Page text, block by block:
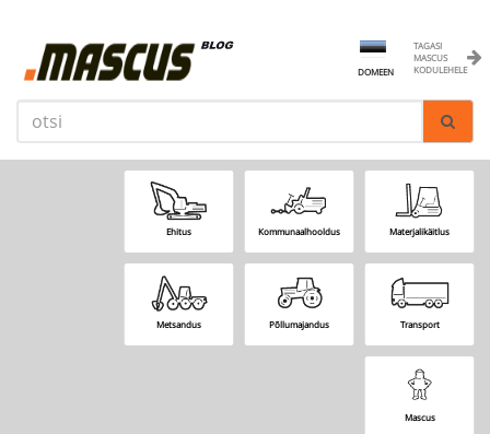
TAGASI
MASCUS
KODULEHELE
DOMEEN
Ehitus Kommunaalhooldus Materjalikäitlus
Metsandus Põllumajandus Transport
Mascus